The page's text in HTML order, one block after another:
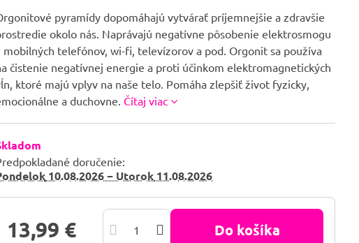
pyramídy dopomáhajú vytvárať príjemnejšie a zdravšie
okolo nás. Naprávajú negatívne pôsobenie elektrosmogu
mobilných telefónov, wi-fi, televízorov a pod. Orgonit sa používa
čistenie negatívnej energie a proti účinkom elektromagnetických
ktoré majú vplyv na naše telo. Pomáha zlepšiť život fyzicky,
a duchovne. Čítaj viac
doručenie:
10.08.2026 − Utorok 11.08.2026
13,99 € Do košíka